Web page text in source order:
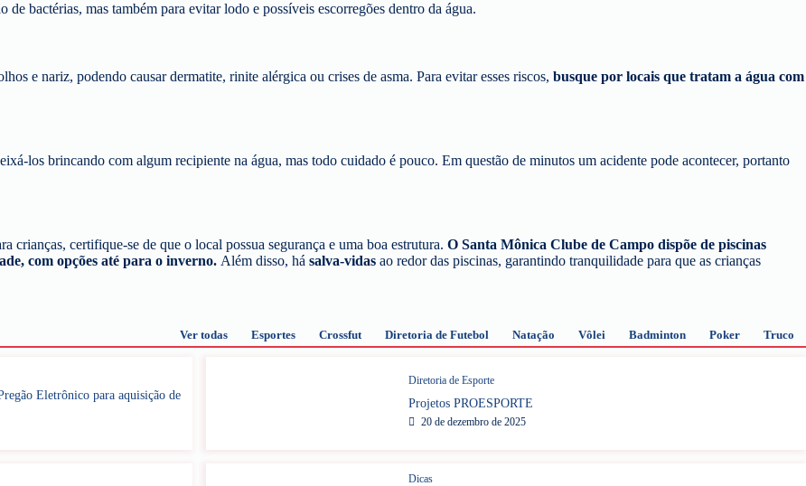
bactérias, mas também para evitar lodo e possíveis escorregões dentro da água.
e nariz, podendo causar dermatite, rinite alérgica ou crises de asma. Para evitar esses riscos, busque por locais que tratam a água com
los brincando com algum recipiente na água, mas todo cuidado é pouco. Em questão de minutos um acidente pode acontecer, portanto
crianças, certifique-se de que o local possua segurança e uma boa estrutura. O Santa Mônica Clube de Campo dispõe de piscinas
com opções até para o inverno. Além disso, há salva-vidas ao redor das piscinas, garantindo tranquilidade para que as crianças
Ver todas Esportes Crossfut Diretoria de Futebol Natação Vôlei Badminton Poker Truco
Eletrônico para aquisição de
Diretoria de Esporte
Projetos PROESPORTE
20 de dezembro de 2025
Dicas